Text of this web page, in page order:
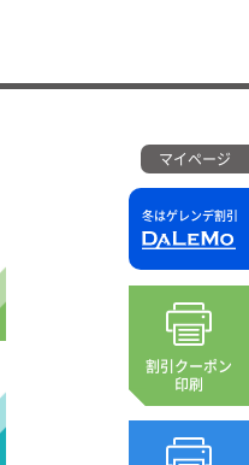
冬はゲレンデ割引
割引クーポン
印刷
マイページ